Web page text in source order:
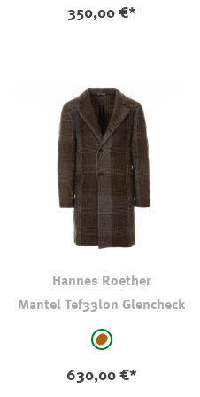
350,00 €*
Hannes Roether
Mantel Tef33lon Glencheck
auswählen
braun - kariert
630,00 €*